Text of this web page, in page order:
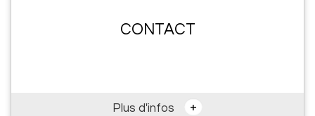
CONTACT
Plus d'infos +